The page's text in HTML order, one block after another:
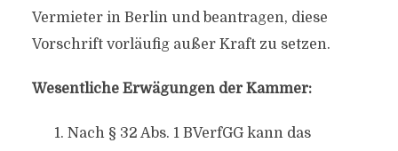
Vermieter in Berlin und beantragen, diese
Vorschrift vorläufig außer Kraft zu setzen.
Wesentliche Erwägungen der Kammer:
Nach § 32 Abs. 1 BVerfGG kann das